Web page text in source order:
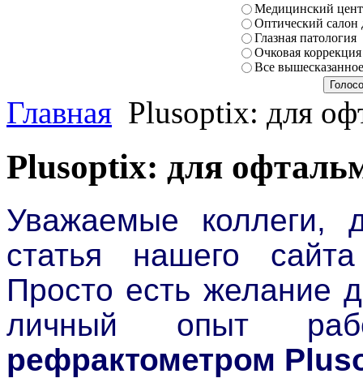
Медицинский
Оптический салон
Глазная патология
Очковая коррекция
Все вышесказанное
Главная Plusoptix: для
Plusoptix: для
Уважаемые коллеги,
статья нашего
Просто есть желание
личный опыт
рефрактометром